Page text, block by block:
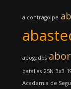
a contragolpe
abogados
batallas 25N 3x3
Academia de